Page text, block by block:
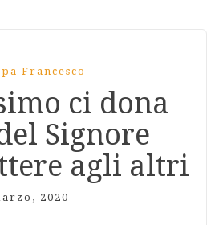
Francesco
ci dona
Signore
agli altri
2020